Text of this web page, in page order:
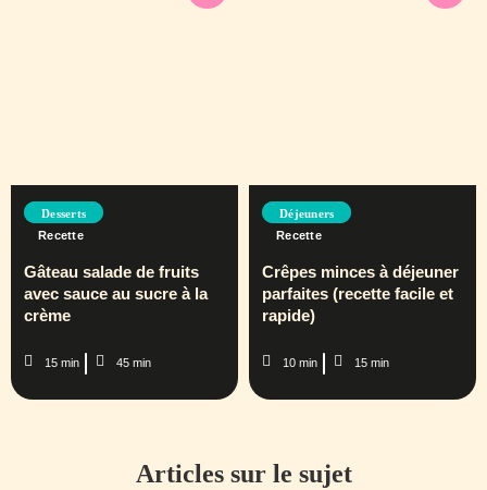
Desserts
Recette
Gâteau salade de fruits
avec sauce au sucre à la
crème
15 min 45 min
Déjeuners
Recette
Crêpes minces à déjeuner
parfaites (recette facile et
rapide)
10 min 15 min
Articles sur le sujet